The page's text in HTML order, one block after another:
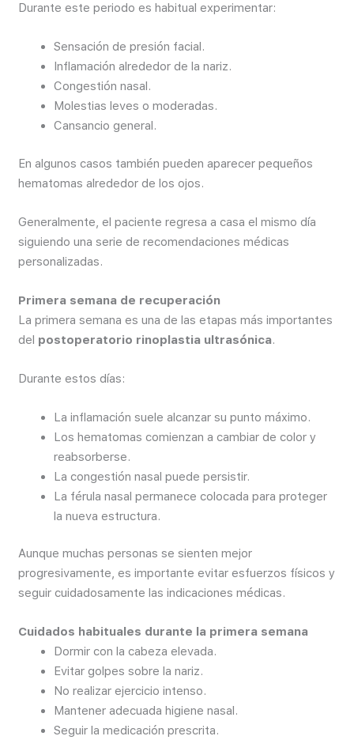
Durante este periodo es habitual experimentar:
Sensación de presión facial.
Inflamación alrededor de la nariz.
Congestión nasal.
Molestias leves o moderadas.
Cansancio general.
En algunos casos también pueden aparecer pequeños
hematomas alrededor de los ojos.
Generalmente, el paciente regresa a casa el mismo día
siguiendo una serie de recomendaciones médicas
personalizadas.
Primera semana de recuperación
La primera semana es una de las etapas más importantes
del postoperatorio rinoplastia ultrasónica.
Durante estos días:
La inflamación suele alcanzar su punto máximo.
Los hematomas comienzan a cambiar de color y
reabsorberse.
La congestión nasal puede persistir.
La férula nasal permanece colocada para proteger
la nueva estructura.
Aunque muchas personas se sienten mejor
progresivamente, es importante evitar esfuerzos físicos y
seguir cuidadosamente las indicaciones médicas.
Cuidados habituales durante la primera semana
Dormir con la cabeza elevada.
Evitar golpes sobre la nariz.
No realizar ejercicio intenso.
Mantener adecuada higiene nasal.
Seguir la medicación prescrita.